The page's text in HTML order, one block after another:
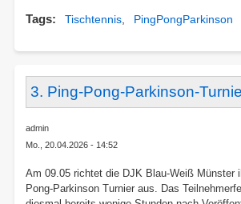
Tags Tischtennis PingPongParkinson
3. Ping-Pong-Parkinson-
admin
Mo., 20.04.2026 - 14:52
Am 09.05 richtet die DJK Blau-Weiß Münster
Pong-Parkinson Turnier aus. Das